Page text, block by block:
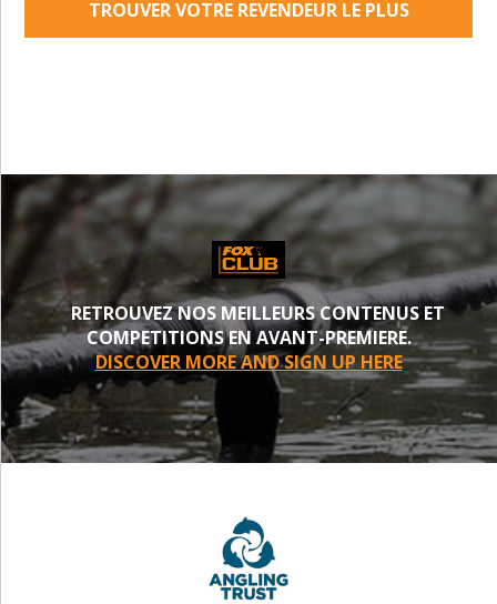
TROUVER VOTRE REVENDEUR LE PLUS
RETROUVEZ NOS MEILLEURS CONTENUS ET
COMPETITIONS EN AVANT-PREMIERE.
DISCOVER MORE AND SIGN UP HERE